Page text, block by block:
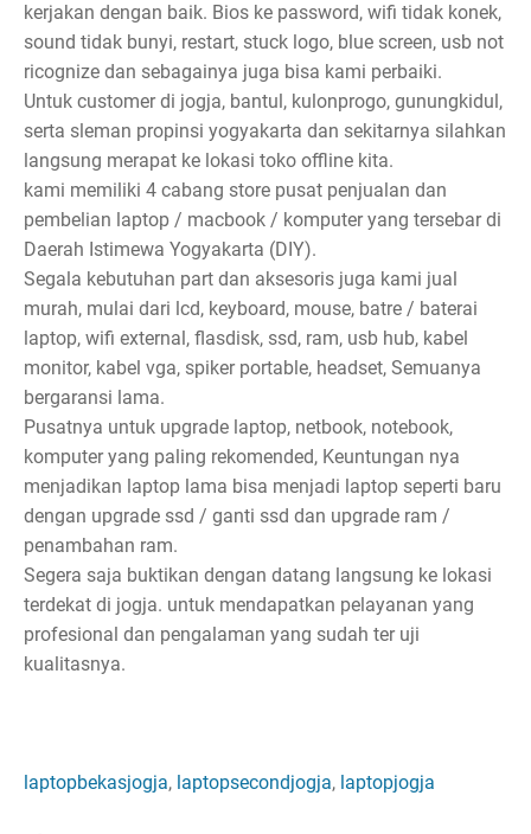
kerjakan dengan baik. Bios ke password, wifi tidak konek,
sound tidak bunyi, restart, stuck logo, blue screen, usb not
ricognize dan sebagainya juga bisa kami perbaiki.
Untuk customer di jogja, bantul, kulonprogo, gunungkidul,
serta sleman propinsi yogyakarta dan sekitarnya silahkan
langsung merapat ke lokasi toko offline kita.
kami memiliki 4 cabang store pusat penjualan dan
pembelian laptop / macbook / komputer yang tersebar di
Daerah Istimewa Yogyakarta (DIY).
Segala kebutuhan part dan aksesoris juga kami jual
murah, mulai dari lcd, keyboard, mouse, batre / baterai
laptop, wifi external, flasdisk, ssd, ram, usb hub, kabel
monitor, kabel vga, spiker portable, headset, Semuanya
bergaransi lama.
Pusatnya untuk upgrade laptop, netbook, notebook,
komputer yang paling rekomended, Keuntungan nya
menjadikan laptop lama bisa menjadi laptop seperti baru
dengan upgrade ssd / ganti ssd dan upgrade ram /
penambahan ram.
Segera saja buktikan dengan datang langsung ke lokasi
terdekat di jogja. untuk mendapatkan pelayanan yang
profesional dan pengalaman yang sudah ter uji
kualitasnya.
laptopbekasjogja, laptopsecondjogja, laptopjogja